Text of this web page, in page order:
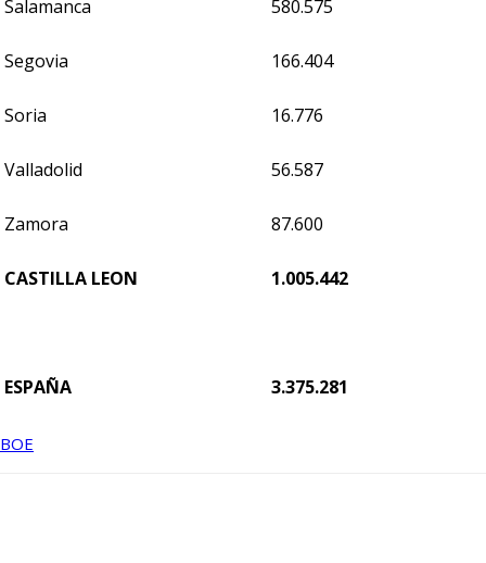
Salamanca 580.575
Segovia 166.404
Soria 16.776
Valladolid 56.587
Zamora 87.600
CASTILLA LEON 1.005.442
ESPAÑA 3.375.281
BOE